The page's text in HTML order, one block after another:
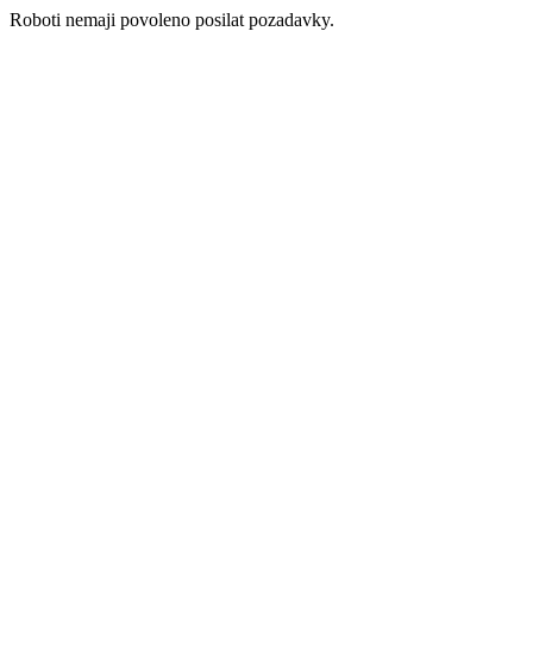
Roboti nemaji povoleno posilat pozadavky.